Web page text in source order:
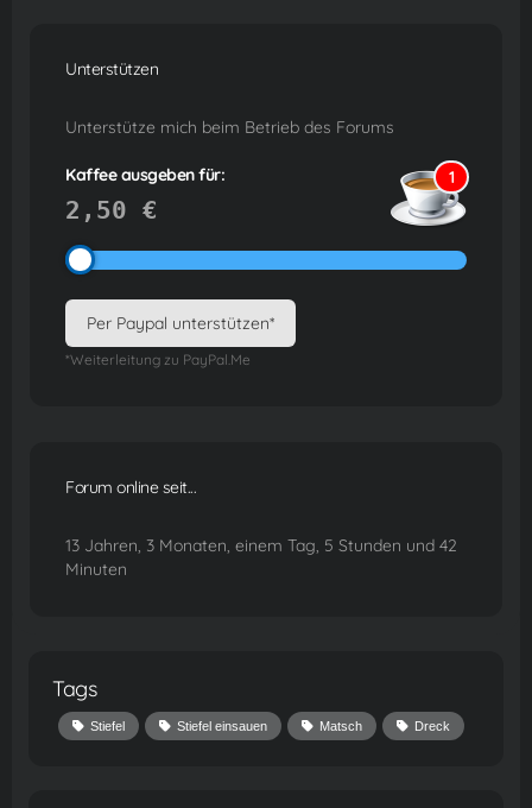
Unterstützen
Unterstütze mich beim Betrieb des Forums
Kaffee ausgeben für:
2,50 €
1
Per Paypal unterstützen*
*Weiterleitung zu PayPal.Me
Forum online seit...
13 Jahren, 3 Monaten, einem Tag, 5 Stunden und 42
Minuten
Tags
Stiefel Stiefel einsauen Matsch Dreck